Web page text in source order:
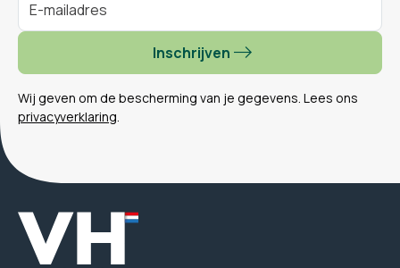
Inschrijven
Wij geven om de bescherming van je gegevens. Lees ons
privacyverklaring.